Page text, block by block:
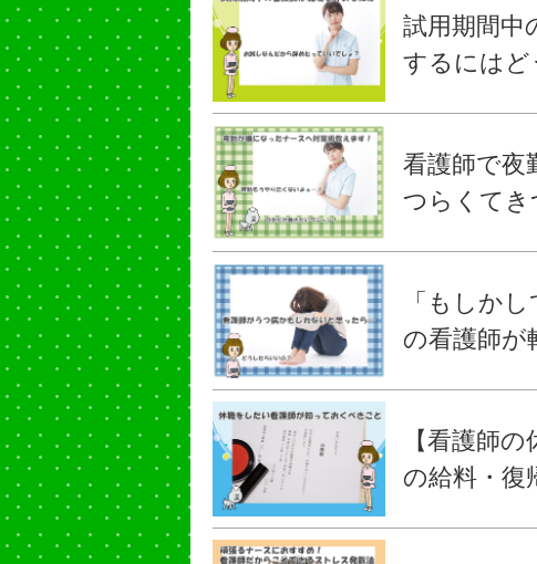
試用期間中
するにはど
看護師で夜
つらくてき
「もしか
の看護師が
【看護師
の給料・復